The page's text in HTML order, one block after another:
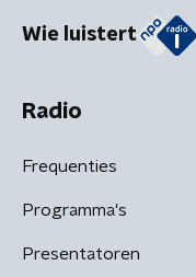
Wie luistert
Radio
Frequenties
Programma's
Presentatoren